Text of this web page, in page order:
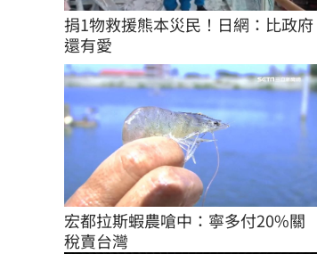
捐1物救援熊本災民！日網：比政府
還有愛
宏都拉斯蝦農嗆中：寧多付20%關
稅賣台灣